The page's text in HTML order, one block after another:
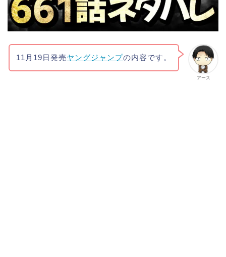
アース
11月19日発売ヤングジャンプの内容です。